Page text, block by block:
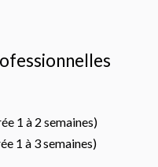
1 à 2 semaines)
1 à 3 semaines)